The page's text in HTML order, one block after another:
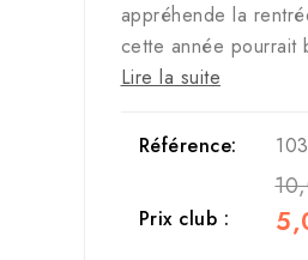
appréhende la
cette année pourrait
Lire la suite
Référence:
Prix club :